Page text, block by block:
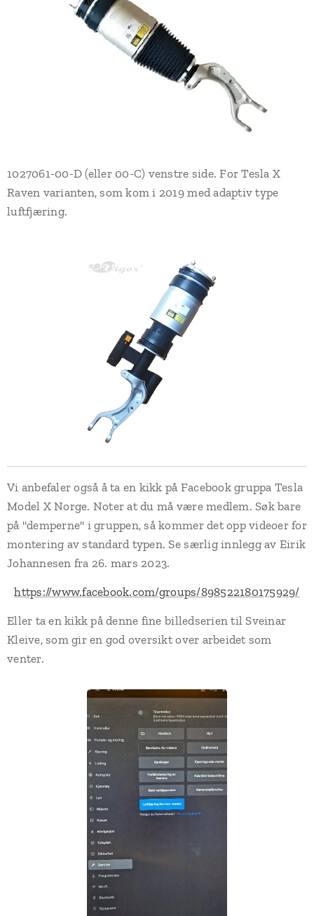
1027061-00-D (eller 00-C) venstre side. For Tesla X
Raven varianten, som kom i 2019 med adaptiv type
luftfjæring.
Vi anbefaler også å ta en kikk på Facebook gruppa Tesla
Model X Norge. Noter at du må være medlem. Søk bare
på "demperne" i gruppen, så kommer det opp videoer for
montering av standard typen. Se særlig innlegg av Eirik
Johannesen fra 26. mars 2023.
https://www.facebook.com/groups/898522180175929/
Eller ta en kikk på denne fine billedserien til Sveinar
Kleive, som gir en god oversikt over arbeidet som
venter.